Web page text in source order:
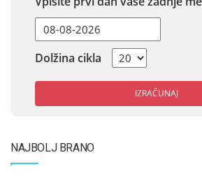
Dolžina cikla
IZRAČUNAJ
NAJBOLJ BRANO